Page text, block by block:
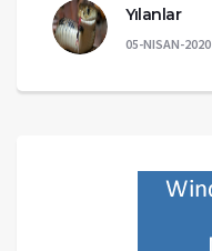
Yılanlar
05-NISAN-2020